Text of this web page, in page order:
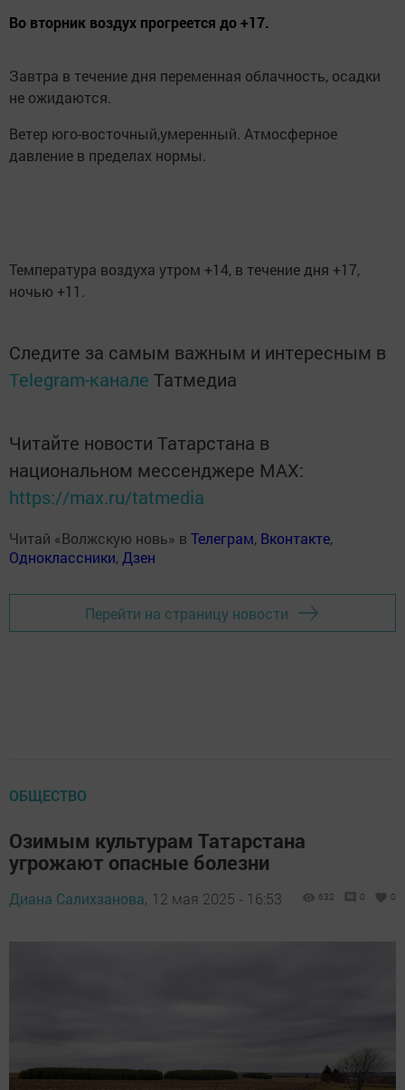
Во вторник воздух прогреется до +17.
Завтра в течение дня переменная облачность, осадки
не ожидаются.
Ветер юго-восточный,умеренный. Атмосферное
давление в пределах нормы.
Температура воздуха утром +14, в течение дня +17,
ночью +11.
Следите за самым важным и интересным в
Telegram-канале Татмедиа
Читайте новости Татарстана в
национальном мессенджере MАХ:
https://max.ru/tatmedia
Читай «Волжскую новь» в Телеграм, Вконтакте,
Одноклассники,Дзен
Перейти на страницу новости
ОБЩЕСТВО
Озимым культурам Татарстана
угрожают опасные болезни
Диана Салихзанова, 12 мая 2025 - 16:53 632 0 0